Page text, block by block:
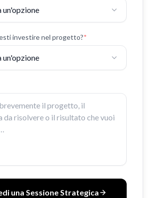
investire nel progetto?*
una Sessione Strategica